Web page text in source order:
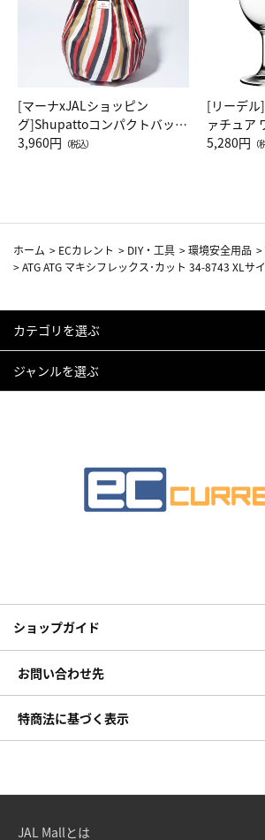
[マーナxJALショッピン
グ]Shupattoコンパクトバッグ
Drop JAL客室乗務員（LC）ス
3,960円 （税込）
[リーデル
ァチュア
ト（レッ
5,280円 （
ホーム > ECカレント > DIY・工具 >環境安全用品 >
>ATG ATG マキシフレックス･カット 34-8743 XLサ
カテゴリを選ぶ
ジャンルを選ぶ
ショップガイド
お問い合わせ先
特商法に基づく表示
JAL Mallとは